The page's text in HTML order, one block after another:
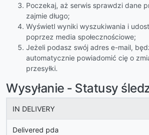
Poczekaj, aż serwis sprawdzi dane
zajmie długo;
Wyświetl wyniki wyszukiwania i
poprzez media społecznościowe;
Jeżeli podasz swój adres e-mail,
automatycznie powiadomić cię o
przesyłki.
Wysyłanie - Statusy
IN DELIVERY
Delivered pda